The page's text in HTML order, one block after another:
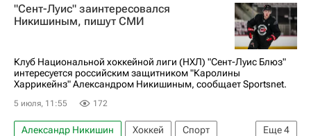
Каролина Харрикейнз
Фредерик Андерсен
Национальная хоккейная лига (НХЛ)
Международная федерация хоккея (IIHF)
"Сент-Луис" заинтересовался
Никишиным, пишут СМИ
Клуб Национальной хоккейной лиги (НХЛ) "Сент-Луис Блюз"
интересуется российским защитником "Каролины
Харрикейнз" Александром Никишиным, сообщает Sportsnet.
5 июля, 11:55 172
Еще4
Александр Никишин Хоккей
Спорт